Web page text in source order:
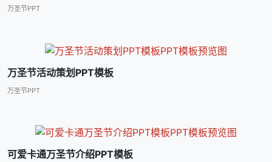
万圣节PPT
万圣节活动策划PPT模板
万圣节PPT
可爱卡通万圣节介绍PPT模板